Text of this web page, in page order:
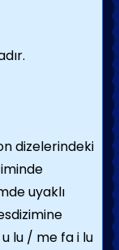
dizelerindeki
uyaklı
lu / me fa i lu